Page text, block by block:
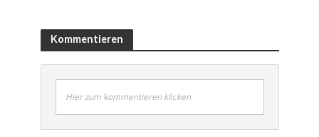
Kommentieren
Hier zum kommentieren klicken